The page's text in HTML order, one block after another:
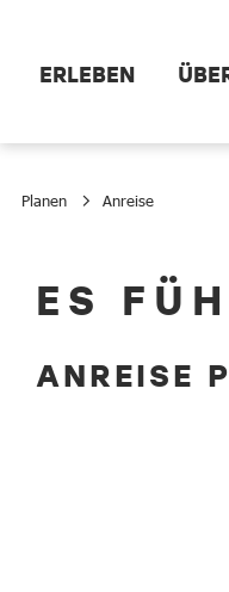
ERLEBEN
Planen Anreise
AnreiseES
ANREISE